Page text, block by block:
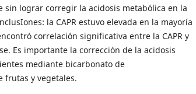
sin lograr corregir la acidosis metabólica en la
la CAPR estuvo elevada en la mayoría
correlación significativa entre la CAPR y
Es importante la corrección de la acidosis
mediante bicarbonato de
frutas y vegetales.